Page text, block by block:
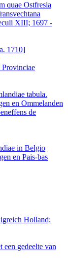
quae Ostfresia
XIII; 1697 -
1710]
tabula.
en Ommelanden
de
in Belgio
en Pais-bas
Holland;
een gedeelte van